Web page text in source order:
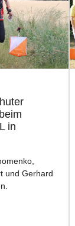
in
und Gerhard